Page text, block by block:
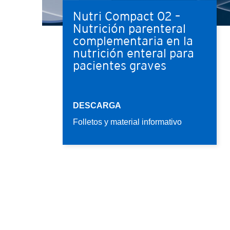
Nutri Compact 02 –
Nutrición parenteral
complementaria en la
nutrición enteral para
pacientes graves
DESCARGA
Folletos y material informativo